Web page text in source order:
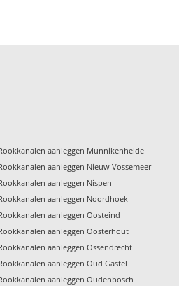
aanleggen Munnikenheide
aanleggen Nieuw Vossemeer
aanleggen Nispen
aanleggen Noordhoek
aanleggen Oosteind
aanleggen Oosterhout
aanleggen Ossendrecht
aanleggen Oud Gastel
aanleggen Oudenbosch